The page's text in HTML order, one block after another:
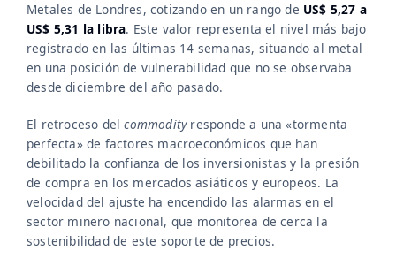
Metales de Londres, cotizando en un rango de US$ 5,27 a
US$ 5,31 la libra. Este valor representa el nivel más bajo
registrado en las últimas 14 semanas, situando al metal
en una posición de vulnerabilidad que no se observaba
desde diciembre del año pasado.
El retroceso delcommodityresponde a una «tormenta
perfecta» de factores macroeconómicos que han
debilitado la confianza de los inversionistas y la presión
de compra en los mercados asiáticos y europeos. La
velocidad del ajuste ha encendido las alarmas en el
sector minero nacional, que monitorea de cerca la
sostenibilidad de este soporte de precios.